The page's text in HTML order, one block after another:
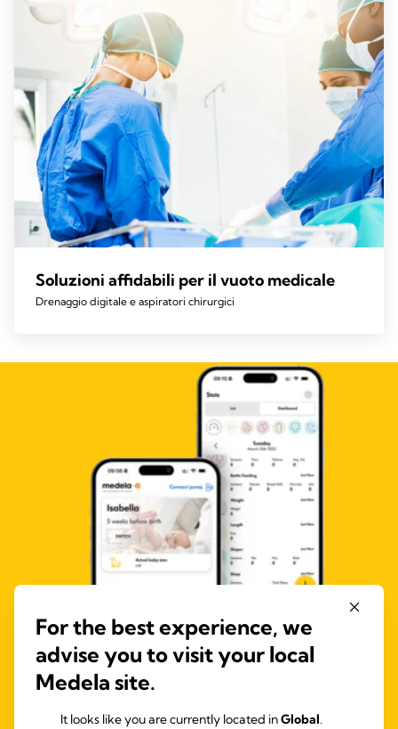
Soluzioni affidabili per il vuoto medicale
Drenaggio digitale e aspiratori chirurgici
For the best experience, we
advise you to visit your local
Medela site.
It looks like you are currently located inGlobal.